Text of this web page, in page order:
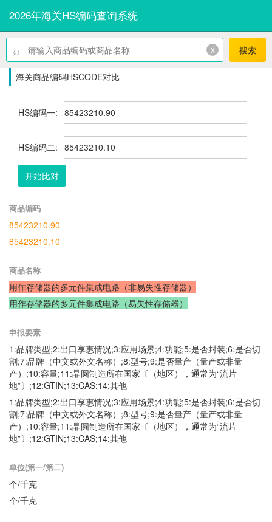
2026年海关HS编码查询系统
⌕ x 搜索
海关商品编码HSCODE对比
HS编码一:
HS编码二:
开始比对
商品编码
85423210.90
85423210.10
商品名称
用作存储器的多元件集成电路（非易失性存储器）
用作存储器的多元件集成电路（易失性存储器）
申报要素
1:品牌类型;2:出口享惠情况;3:应用场景;4:功能;5:是否封装;6:是否切
割;7:品牌（中文或外文名称）;8:型号;9:是否量产（量产或非量
产）;10:容量;11:晶圆制造所在国家〔（地区），通常为“流片
地”〕;12:GTIN;13:CAS;14:其他
1:品牌类型;2:出口享惠情况;3:应用场景;4:功能;5:是否封装;6:是否切
割;7:品牌（中文或外文名称）;8:型号;9:是否量产（量产或非量
产）;10:容量;11:晶圆制造所在国家〔（地区），通常为“流片
地”〕;12:GTIN;13:CAS;14:其他
单位(第一/第二)
个/千克
个/千克